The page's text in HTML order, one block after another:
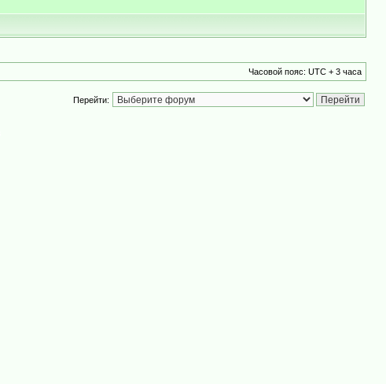
Часовой пояс: UTC + 3 часа
Перейти: